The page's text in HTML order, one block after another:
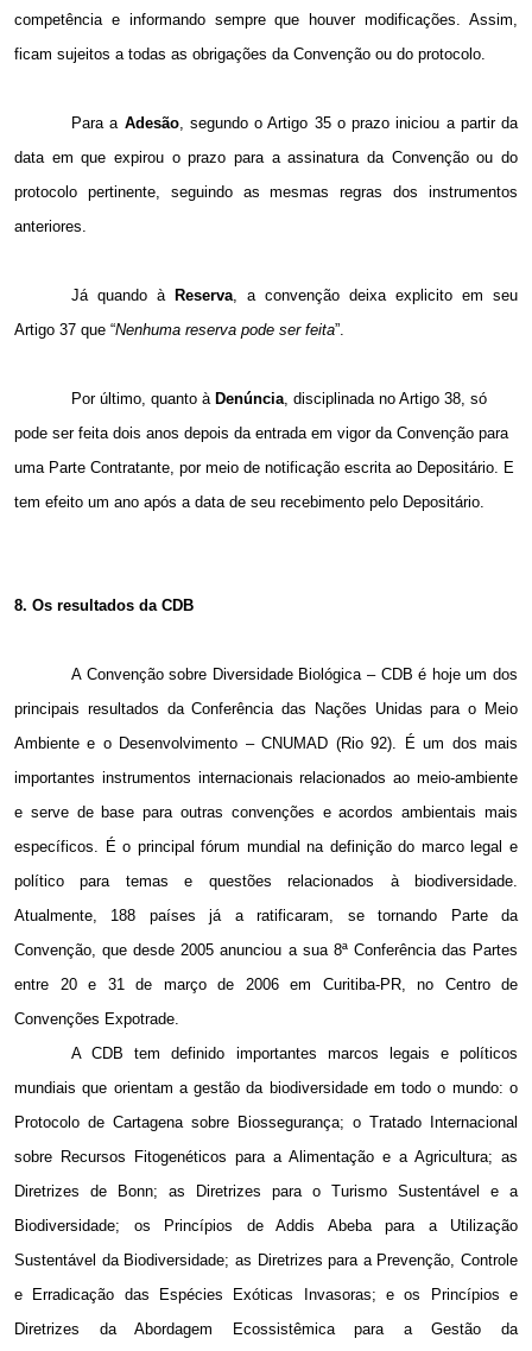
competência e informando sempre que houver modificações. Assim,
ficam sujeitos a todas as obrigações da Convenção ou do protocolo.
Para a Adesão, segundo o Artigo 35 o prazo iniciou a partir da
data em que expirou o prazo para a assinatura da Convenção ou do
protocolo pertinente, seguindo as mesmas regras dos instrumentos
anteriores.
Já quando à Reserva, a convenção deixa explicito em seu
Artigo 37 que “Nenhuma reserva pode ser feita”.
Por último, quanto à Denúncia, disciplinada no Artigo 38, só
pode ser feita dois anos depois da entrada em vigor da Convenção para
uma Parte Contratante, por meio de notificação escrita ao Depositário. E
tem efeito um ano após a data de seu recebimento pelo Depositário.
8. Os resultados da CDB
A Convenção sobre Diversidade Biológica – CDB é hoje um dos
principais resultados da Conferência das Nações Unidas para o Meio
Ambiente e o Desenvolvimento – CNUMAD (Rio 92). É um dos mais
importantes instrumentos internacionais relacionados ao meio-ambiente
e serve de base para outras convenções e acordos ambientais mais
específicos. É o principal fórum mundial na definição do marco legal e
político para temas e questões relacionados à biodiversidade.
Atualmente, 188 países já a ratificaram, se tornando Parte da
Convenção, que desde 2005 anunciou a sua 8ª Conferência das Partes
entre 20 e 31 de março de 2006 em Curitiba-PR, no Centro de
Convenções Expotrade.
A CDB tem definido importantes marcos legais e políticos
mundiais que orientam a gestão da biodiversidade em todo o mundo: o
Protocolo de Cartagena sobre Biossegurança; o Tratado Internacional
sobre Recursos Fitogenéticos para a Alimentação e a Agricultura; as
Diretrizes de Bonn; as Diretrizes para o Turismo Sustentável e a
Biodiversidade; os Princípios de Addis Abeba para a Utilização
Sustentável da Biodiversidade; as Diretrizes para a Prevenção, Controle
e Erradicação das Espécies Exóticas Invasoras; e os Princípios e
Diretrizes da Abordagem Ecossistêmica para a Gestão da